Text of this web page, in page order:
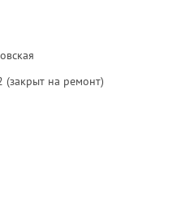
(закрыт на ремонт)